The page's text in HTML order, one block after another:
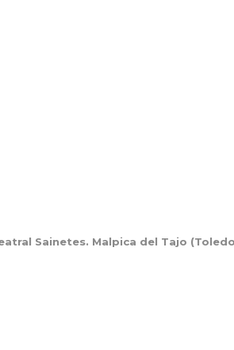
Sainetes. Malpica del Tajo